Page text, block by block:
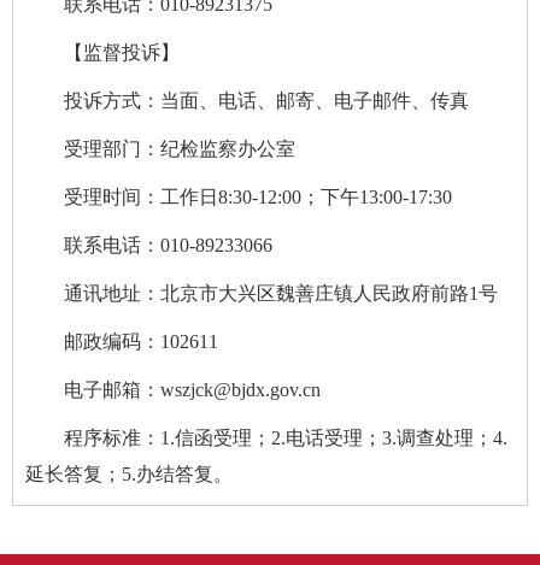
联系电话：010-89231375
【监督投诉】
投诉方式：当面、电话、邮寄、电子邮件、传真
受理部门：纪检监察办公室
受理时间：工作日8:30-12:00；下午13:00-17:30
联系电话：010-89233066
通讯地址：北京市大兴区魏善庄镇人民政府前路1号
邮政编码：102611
电子邮箱：wszjck@bjdx.gov.cn
程序标准：1.信函受理；2.电话受理；3.调查处理；4.
延长答复；5.办结答复。